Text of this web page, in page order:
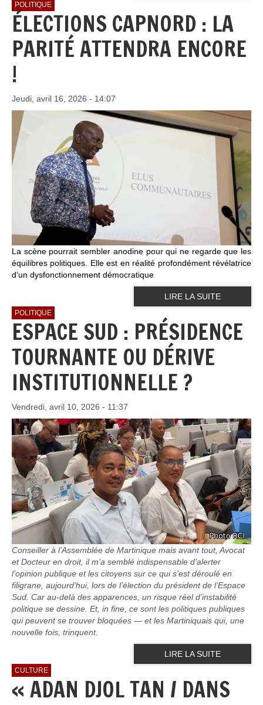
POLITIQUE
ÉLECTIONS CAPNORD : LA
PARITÉ ATTENDRA ENCORE
!
Jeudi, avril 16, 2026 - 14:07
La scène pourrait sembler anodine pour qui ne regarde que les
équilibres politiques. Elle est en réalité profondément révélatrice
d’un dysfonctionnement démocratique
LIRE LA SUITE
POLITIQUE
ESPACE SUD : PRÉSIDENCE
TOURNANTE OU DÉRIVE
INSTITUTIONNELLE ?
Vendredi, avril 10, 2026 - 11:37
Conseiller à l’Assemblée de Martinique mais avant tout, Avocat
et Docteur en droit, il m’a semblé indispensable d’alerter
l’opinion publique et les citoyens sur ce qui s’est déroulé en
filigrane, aujourd’hui, lors de l’élection du président de l’Espace
Sud. Car au-delà des apparences, un risque réel d’instabilité
politique se dessine. Et, in fine, ce sont les politiques publiques
qui peuvent se trouver bloquées — et les Martiniquais qui, une
nouvelle fois, trinquent.
LIRE LA SUITE
CULTURE
« ADAN DJOL TAN / DANS